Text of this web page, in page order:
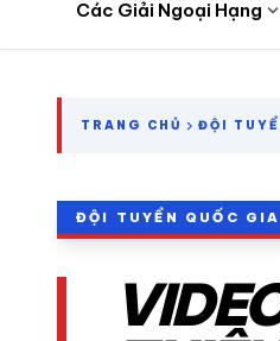
Các Giải Ngoại Hạng expand_more
TRANG CHỦ chevron_right ĐỘI
ĐỘI TUYỂN QUỐC GIA